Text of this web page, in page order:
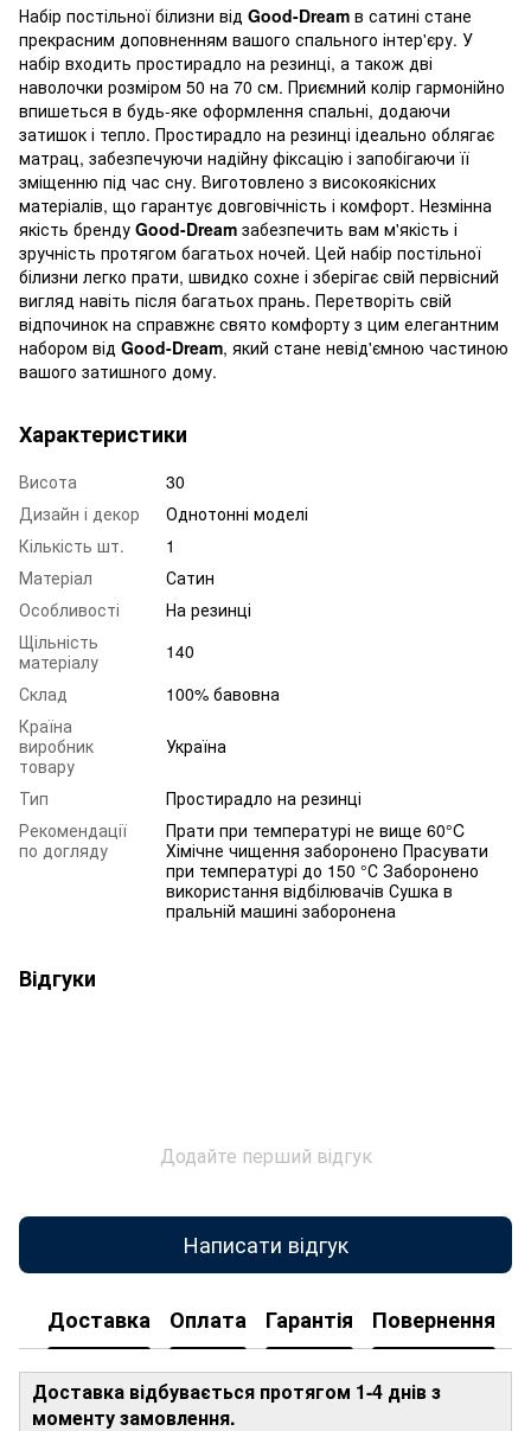
Набір постільної білизни від Good-Dream в сатині стане
прекрасним доповненням вашого спального інтер'єру. У
набір входить простирадло на резинці, а також дві
наволочки розміром 50 на 70 см. Приємний колір гармонійно
впишеться в будь-яке оформлення спальні, додаючи
затишок і тепло. Простирадло на резинці ідеально облягає
матрац, забезпечуючи надійну фіксацію і запобігаючи її
зміщенню під час сну. Виготовлено з високоякісних
матеріалів, що гарантує довговічність і комфорт. Незмінна
якість бренду Good-Dream забезпечить вам м'якість і
зручність протягом багатьох ночей. Цей набір постільної
білизни легко прати, швидко сохне і зберігає свій первісний
вигляд навіть після багатьох прань. Перетворіть свій
відпочинок на справжнє свято комфорту з цим елегантним
набором від Good-Dream, який стане невід'ємною частиною
вашого затишного дому.
Характеристики
Висота
30
Дизайн і декор
Однотонні моделі
Кількість шт.
1
Матеріал
Сатин
Особливості
На резинці
Щільність
матеріалу
140
Склад
100% бавовна
Країна
виробник
товару
Україна
Тип
Простирадло на резинці
Рекомендації
по догляду
Прати при температурі не вище 60°C
Хімічне чищення заборонено Прасувати
при температурі до 150 °С Заборонено
використання відбілювачів Сушка в
пральній машині заборонена
Відгуки
Додайте перший відгук
Написати відгук
Доставка Оплата Гарантія Повернення
Доставка відбувається протягом 1-4 днів з
моменту замовлення.